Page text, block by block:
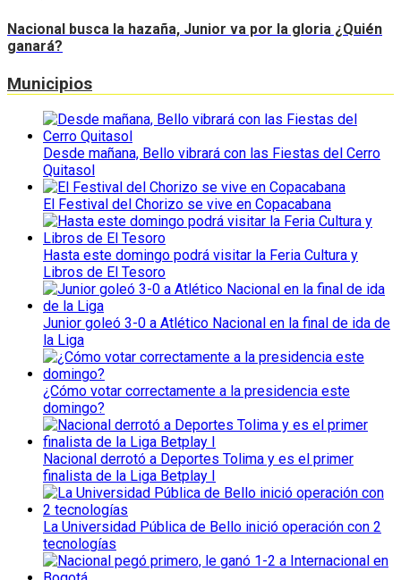
Nacional busca la hazaña, Junior va por la gloria ¿Quién
ganará?
Municipios
Desde mañana, Bello vibrará con las Fiestas del Cerro
Quitasol
El Festival del Chorizo se vive en Copacabana
Hasta este domingo podrá visitar la Feria Cultura y
Libros de El Tesoro
Junior goleó 3-0 a Atlético Nacional en la final de ida de
la Liga
¿Cómo votar correctamente a la presidencia este
domingo?
Nacional derrotó a Deportes Tolima y es el primer
finalista de la Liga Betplay I
La Universidad Pública de Bello inició operación con 2
tecnologías